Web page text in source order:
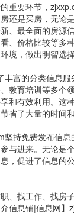
重要环节，
还是买房，无论
、最全面的房源
、价格比较等多
境，做出明智选择
丰富的分类信息
教育培训等多个
和有效利用。这
省了大量的时间和
坚持免费发布信
与进来。无论是
，促进了信息的
、找工作、找房
信息铺|信息网】